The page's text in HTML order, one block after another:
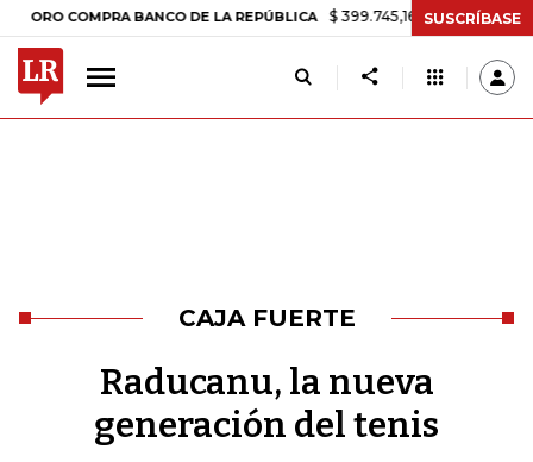
BANCO DE LA REPÚBLICA $ 399.745,16 +$ 2.295,71 +0,58%
SUSCRÍBASE
CAJA FUERTE
Raducanu, la nueva
generación del tenis